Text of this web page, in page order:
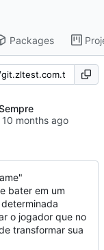
Packages
bater em um
o jogador que no
transformar sua